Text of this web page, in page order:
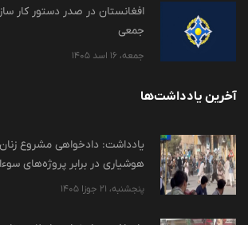
افغانستان در صدر دستور کار
جمعی
جمعه، 16 اسد 1405
آخرین یادداشت‌ها
یادداشت: دادخواهی مشروع
هوشیاری در برابر پروژه‌های
پنجشنبه، 21 جوزا 1405